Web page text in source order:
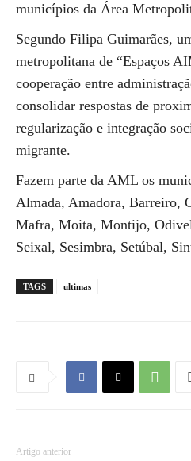
municípios da Área
Segundo Filipa Guimarães,
metropolitana de “Espaços
cooperação entre
consolidar respostas de
regularização e integração
migrante.
Fazem parte da AML os
Almada, Amadora, Barreiro,
Mafra, Moita, Montijo,
Seixal, Sesimbra, Setúbal,
TAGS ultimas
Artigo anterior